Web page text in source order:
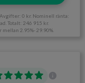
0 kr. Nominell ränta:
Totalt: 246 915 kr.
2.95%- 29.90%.
Nej